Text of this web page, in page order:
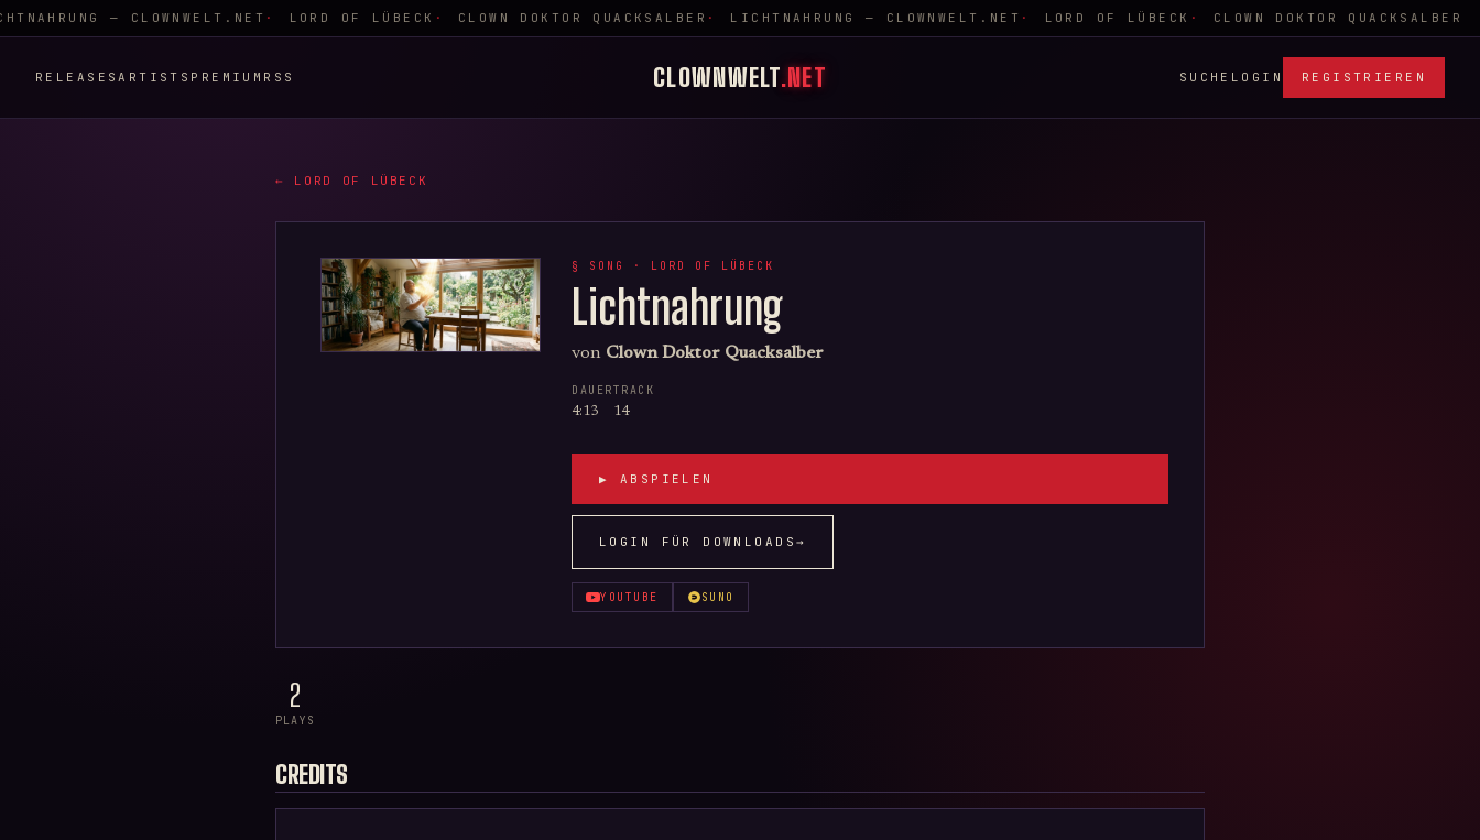
— CLOWNWELT.NET LORD OF LÜBECK CLOWN DOKTOR QUACKSALBER LICHTNAHRUNG — CLOWNWELT.NET LORD OF LÜBECK CLOWN DOKTOR QUACKSALBER
RELEASESARTISTS PREMIUM RSS CLOWNWELT.NET SUCHE LOGIN REGISTRIEREN
← LORD OF LÜBECK
§ SONG · LORD OF LÜBECK
Lichtnahrung
von Clown Doktor Quacksalber
DAUER
4:13
TRACK
14
▶ ABSPIELEN
LOGIN FÜR DOWNLOADS →
YOUTUBE SUNO
2
PLAYS
CREDITS